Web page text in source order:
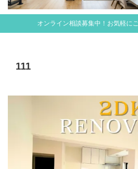
オンライン相談募集中！お気軽に
111